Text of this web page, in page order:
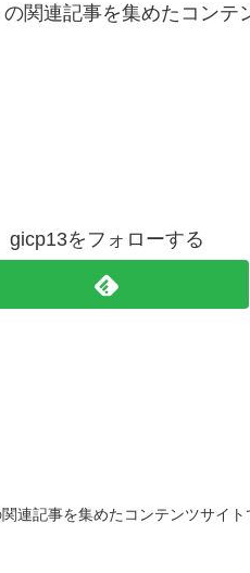
関連記事を集めたコンテ
gicp13をフォローする
連記事を集めたコンテンツサイト